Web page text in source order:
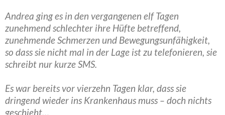
Andrea ging es in den vergangenen elf Tagen
zunehmend schlechter ihre Hüfte betreffend,
zunehmende Schmerzen und Bewegungsunfähigkeit,
so dass sie nicht mal in der Lage ist zu telefonieren, sie
schreibt nur kurze SMS.
Es war bereits vor vierzehn Tagen klar, dass sie
dringend wieder ins Krankenhaus muss – doch nichts
geschieht…